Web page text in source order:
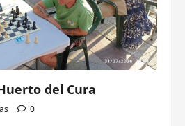
del Cura
0